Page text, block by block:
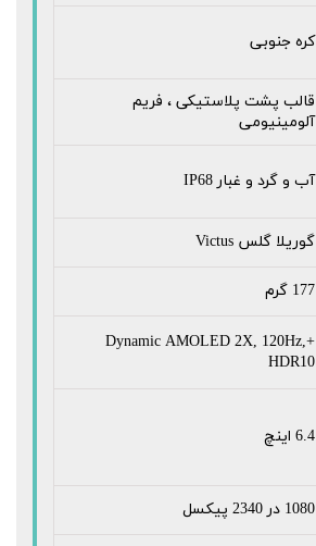
کره جنوبی
قالب پشت پلاستیکی ، فریم
آلومینیومی
آب و گرد و غبار IP68
گوریلا گلس Victus
177 گرم
+Dynamic AMOLED 2X, 120Hz,
HDR10
6.4 اینچ
1080 در 2340 پیکسل